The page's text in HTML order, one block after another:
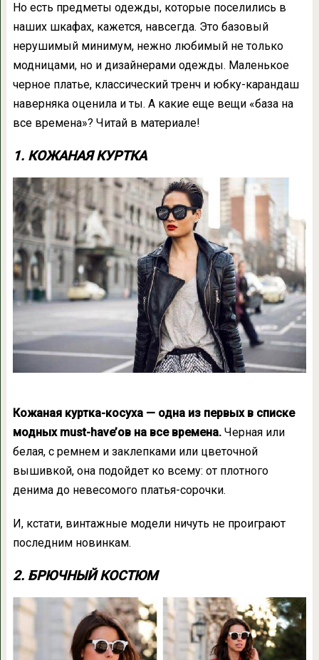
Но есть предметы одежды, которые поселились в
наших шкафах, кажется, навсегда. Это базовый
нерушимый минимум, нежно любимый не только
модницами, но и дизайнерами одежды. Маленькое
черное платье, классический тренч и юбку-карандаш
наверняка оценила и ты. А какие еще вещи «база на
все времена»? Читай в материале!
1. КОЖАНАЯ КУРТКА
Кожаная куртка-косуха — одна из первых в списке
модных must-have’ов на все времена.Черная или
белая, с ремнем и заклепками или цветочной
вышивкой, она подойдет ко всему: от плотного
денима до невесомого платья-сорочки.
И, кстати, винтажные модели ничуть не проиграют
последним новинкам.
2. БРЮЧНЫЙ КОСТЮМ